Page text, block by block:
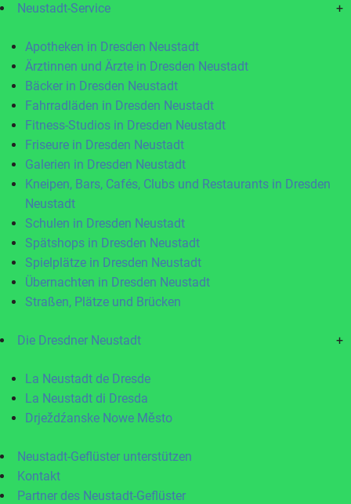
Neustadt-Service +
Apotheken in Dresden Neustadt
Ärztinnen und Ärzte in Dresden Neustadt
Bäcker in Dresden Neustadt
Fahrradläden in Dresden Neustadt
Fitness-Studios in Dresden Neustadt
Friseure in Dresden Neustadt
Galerien in Dresden Neustadt
Kneipen, Bars, Cafés, Clubs und Restaurants in Dresden
Neustadt
Schulen in Dresden Neustadt
Spätshops in Dresden Neustadt
Spielplätze in Dresden Neustadt
Übernachten in Dresden Neustadt
Straßen, Plätze und Brücken
Die Dresdner Neustadt +
La Neustadt de Dresde
La Neustadt di Dresda
Drježdźanske Nowe Město
Neustadt-Geflüster unterstützen
Kontakt
Partner des Neustadt-Geflüster